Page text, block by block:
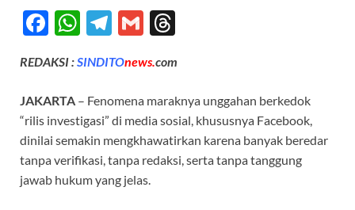
F
e
b
o
o
k
W
at
s
A
p
p
T
e
gr
a
m
G
ail e
a
ds
REDAKSI :SINDITOnews.com
JAKARTA – Fenomena maraknya unggahan berkedok
“rilis investigasi” di media sosial, khususnya Facebook,
dinilai semakin mengkhawatirkan karena banyak beredar
tanpa verifikasi, tanpa redaksi, serta tanpa tanggung
jawab hukum yang jelas.